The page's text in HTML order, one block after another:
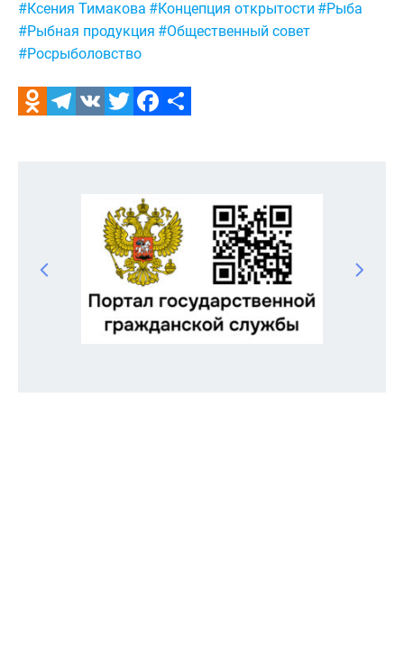
#Ксения Тимакова #Концепция открытости #Рыба
#Рыбная продукция #Общественный совет
#Росрыболовство